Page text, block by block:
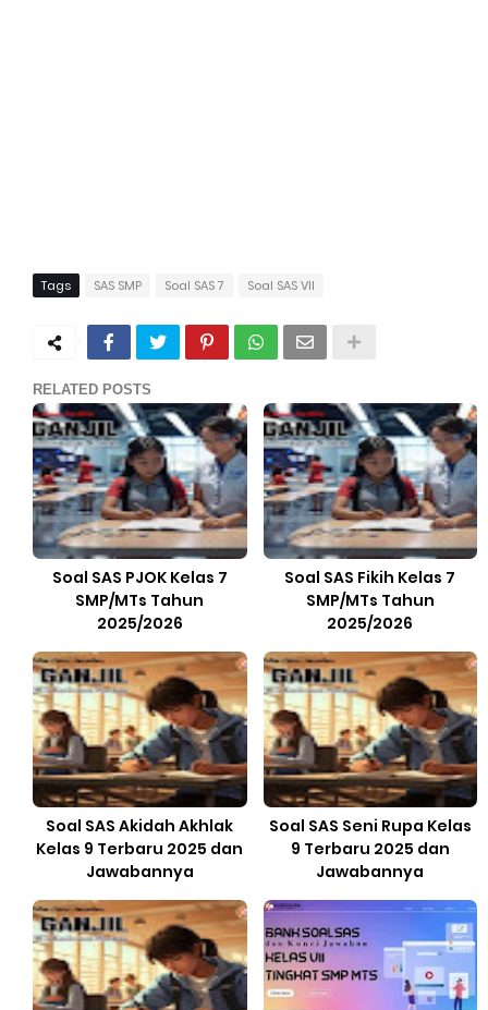
Tags SAS SMP Soal SAS 7 Soal SAS VII
RELATED POSTS
Soal SAS PJOK Kelas 7
SMP/MTs Tahun
2025/2026
Soal SAS Fikih Kelas 7
SMP/MTs Tahun
2025/2026
Soal SAS Akidah Akhlak
Kelas 9 Terbaru 2025 dan
Jawabannya
Soal SAS Seni Rupa Kelas
9 Terbaru 2025 dan
Jawabannya